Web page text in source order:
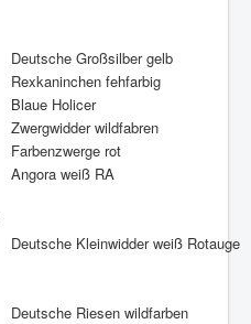
Deutsche Großsilber gelb
Rexkaninchen fehfarbig
Blaue Holicer
Zwergwidder wildfabren
Farbenzwerge rot
Angora weiß RA
Deutsche Kleinwidder weiß Rotauge
Deutsche Riesen wildfarben